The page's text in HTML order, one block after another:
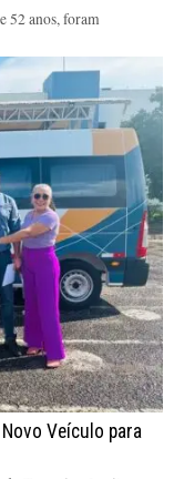
52 anos, foram
Veículo para